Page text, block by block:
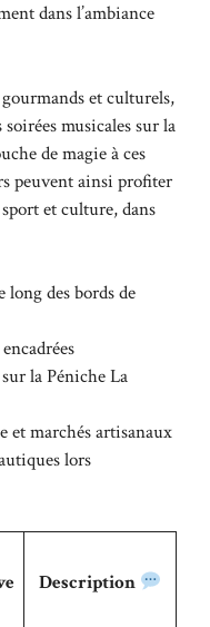
dans l’ambiance
et culturels,
musicales sur la
de magie à ces
peuvent ainsi profiter
et culture, dans
long des bords de
la Péniche La
et marchés artisanaux
lors
Description